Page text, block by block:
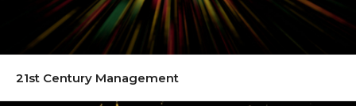
21st Century Management